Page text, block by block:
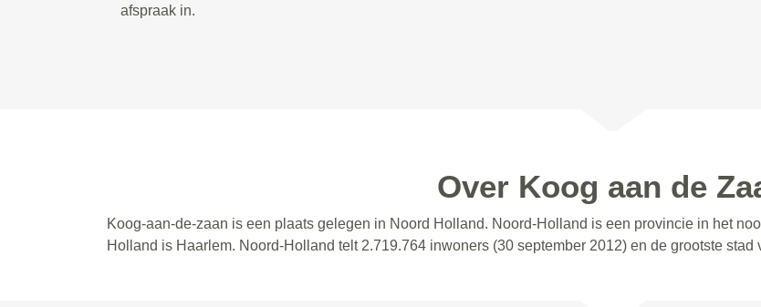
afspraak in.
Over Koog aan de
Koog-aan-de-zaan is een plaats gelegen in Noord Holland. Noord-Holland is een provincie in het
Holland is Haarlem. Noord-Holland telt 2.719.764 inwoners (30 september 2012) en de grootste stad